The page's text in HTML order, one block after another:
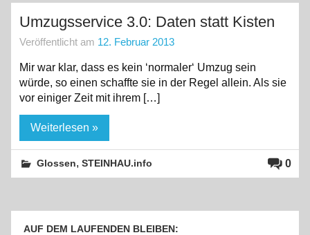
Umzugsservice 3.0: Daten statt Kisten
Veröffentlicht am 12. Februar 2013
Mir war klar, dass es kein ‘normaler‘ Umzug sein
würde, so einen schaffte sie in der Regel allein. Als sie
vor einiger Zeit mit ihrem […]
Weiterlesen »
0
Glossen,STEINHAU.info
AUF DEM LAUFENDEN BLEIBEN: